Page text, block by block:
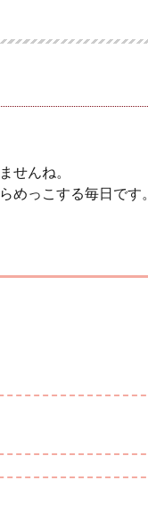
せんね。
めっこする毎日です。